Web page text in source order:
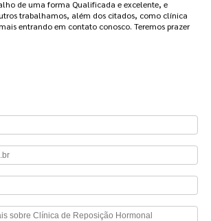
de uma forma Qualificada e excelente, e
trabalhamos, além dos citados, como clínica
entrando em contato conosco. Teremos prazer